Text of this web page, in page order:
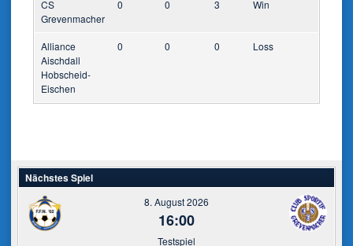
CS
Grevenmacher
0 0 3 Win
Alliance
Aischdall
Hobscheid-
Eischen
0 0 0 Loss
Nächstes Spiel
8. August 2026
16:00
Testspiel